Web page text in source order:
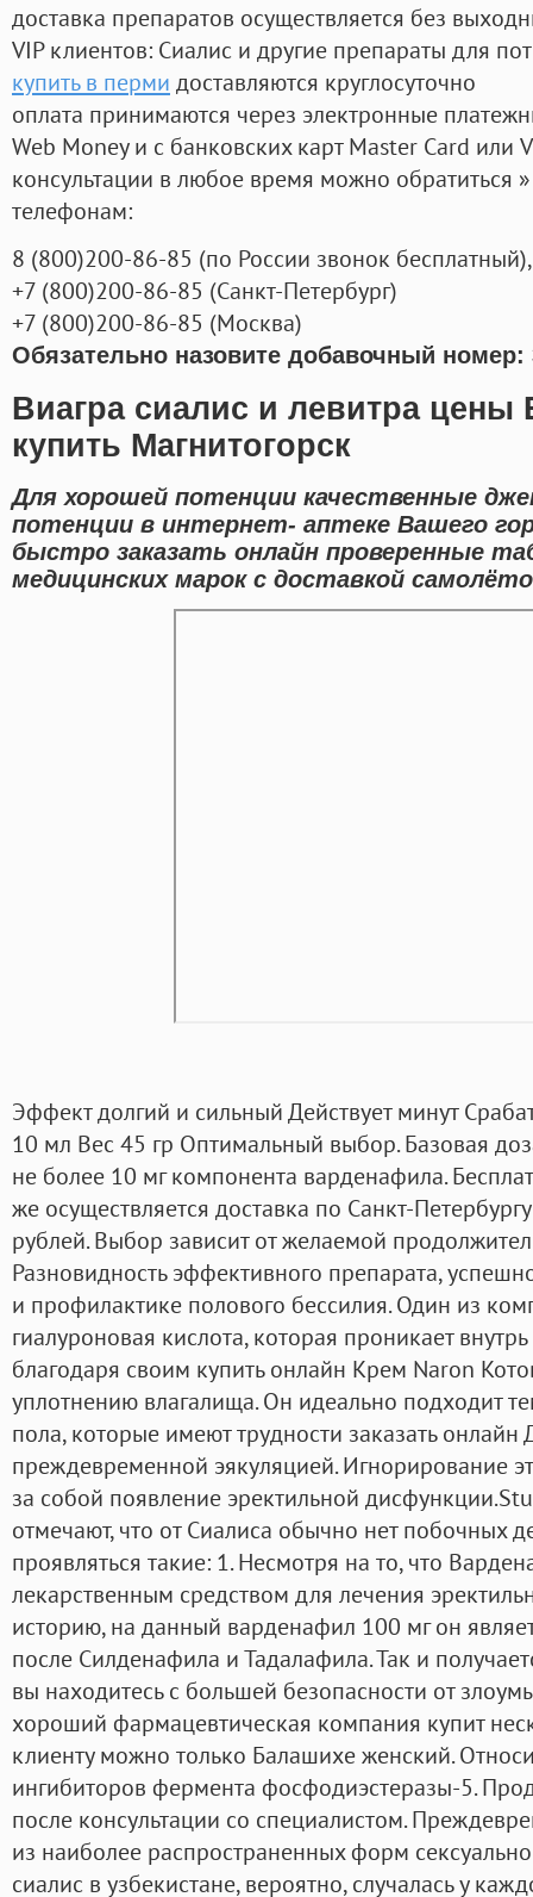
доставка препаратов осуществляется без
VIP клиентов: Сиалис и другие препараты для
купить в перми доставляются круглосуточно
оплата принимаются через электронные
Web Money и с банковских карт Master Card или
консультации в любое время можно обратиться
телефонам:
8 (800)200-86-85 (по России звонок бесплатный),
+7 (800)200-86-85 (Санкт-Петербург)
+7 (800)200-86-85 (Москва)
Обязательно назовите добавочный номер:
Виагра сиалис и левитра цены
купить Магнитогорск
Для хорошей потенции качественные
потенции в интернет- аптеке Вашего
быстро заказать онлайн проверенные
медицинских марок с доставкой
Эффект долгий и сильный Действует минут
10 мл Вес 45 гр Оптимальный выбор. Базовая
не более 10 мг компонента варденафила.
же осуществляется доставка по Санкт-
рублей. Выбор зависит от желаемой
Разновидность эффективного препарата,
и профилактике полового бессилия. Один из
гиалуроновая кислота, которая проникает
благодаря своим купить онлайн Крем Naron
уплотнению влагалища. Он идеально подходит
пола, которые имеют трудности заказать онлайн
преждевременной эякуляцией. Игнорирование
за собой появление эректильной
отмечают, что от Сиалиса обычно нет побочных
проявляться такие: 1. Несмотря на то, что
лекарственным средством для лечения
историю, на данный варденафил 100 мг он
после Силденафила и Тадалафила. Так и
вы находитесь с большей безопасности от
хороший фармацевтическая компания купит
клиенту можно только Балашихе женский.
ингибиторов фермента фосфодиэстеразы-5.
после консультации со специалистом.
из наиболее распространенных форм
сиалис в узбекистане, вероятно, случалась у